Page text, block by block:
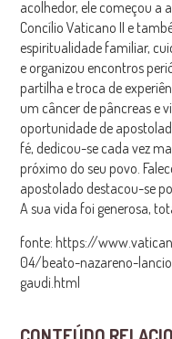
acolhedor, ele começou a
Concílio Vaticano II e
espiritualidade familiar,
e organizou encontros
partilha e troca de
um câncer de pâncreas e
oportunidade de
fé, dedicou-se cada vez
próximo do seu povo.
apostolado destacou-se
A sua vida foi generosa,
fonte: https://
04/beato-nazareno-
gaudi.html